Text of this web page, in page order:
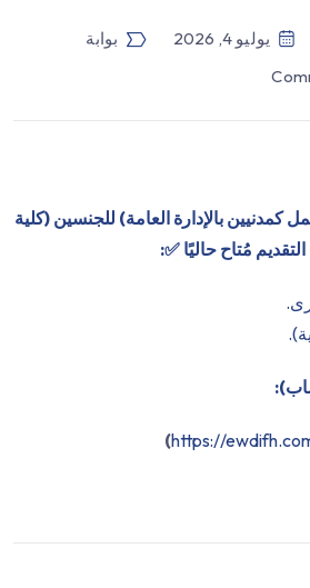
يوليو 4, 2026
بوابة
كمدنيين بالإدارة العامة) للجنسين (كلية
مُتاح حاليًا ✅:
https://
)